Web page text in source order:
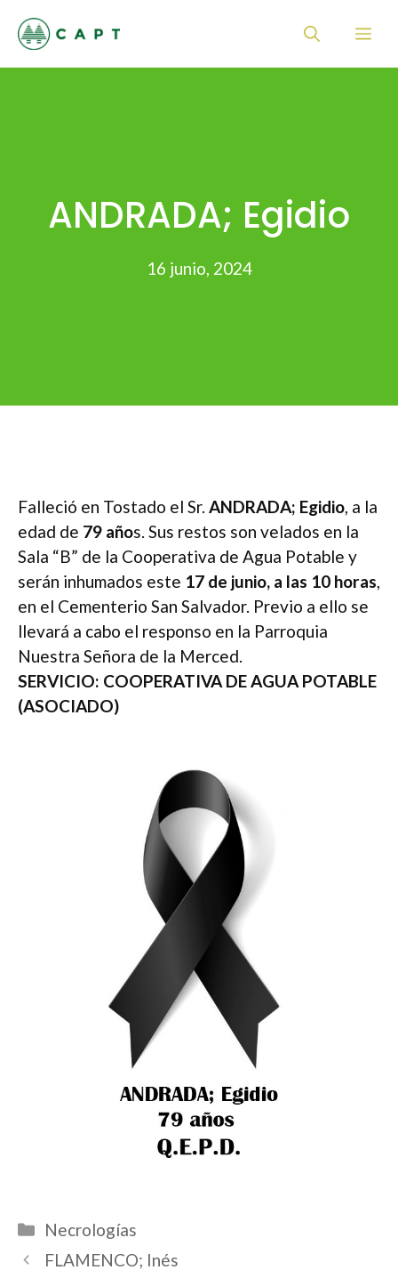
ANDRADA; Egidio
16 junio, 2024
Falleció en Tostado el Sr. ANDRADA; Egidio, a la
edad de 79 años. Sus restos son velados en la
Sala “B” de la Cooperativa de Agua Potable y
serán inhumados este 17 de junio, a las 10 horas,
en el Cementerio San Salvador. Previo a ello se
llevará a cabo el responso en la Parroquia
Nuestra Señora de la Merced.
SERVICIO: COOPERATIVA DE AGUA POTABLE
(ASOCIADO)
Categorías
Necrologías
FLAMENCO; Inés